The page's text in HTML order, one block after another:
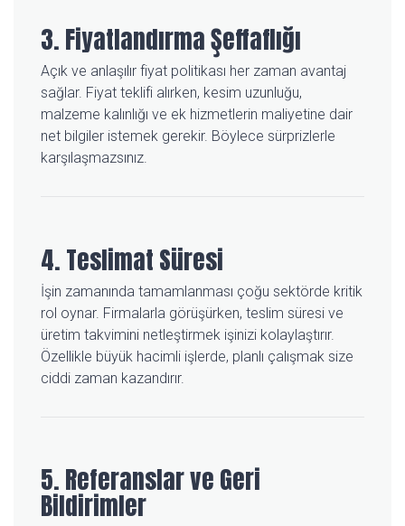
3. Fiyatlandırma Şeffaflığı
Açık ve anlaşılır fiyat politikası her zaman avantaj
sağlar. Fiyat teklifi alırken, kesim uzunluğu,
malzeme kalınlığı ve ek hizmetlerin maliyetine dair
net bilgiler istemek gerekir. Böylece sürprizlerle
karşılaşmazsınız.
4. Teslimat Süresi
İşin zamanında tamamlanması çoğu sektörde kritik
rol oynar. Firmalarla görüşürken, teslim süresi ve
üretim takvimini netleştirmek işinizi kolaylaştırır.
Özellikle büyük hacimli işlerde, planlı çalışmak size
ciddi zaman kazandırır.
5. Referanslar ve Geri
Bildirimler